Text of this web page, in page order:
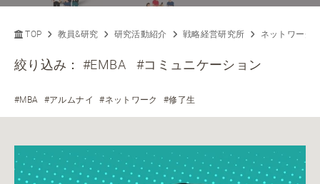
TOP 教員&研究 研究活動紹介 戦略経営研究所 ネットワーク
絞り込み：#EMBA #コミュニケーション
#MBA #アルムナイ #ネットワーク #修了生